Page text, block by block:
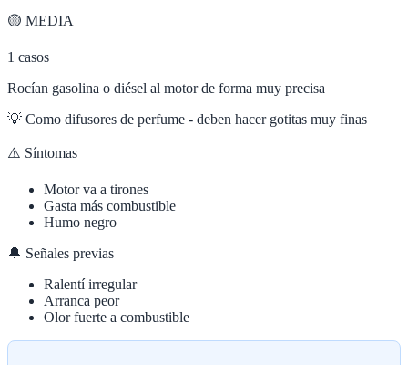
🟡 MEDIA
1 casos
Rocían gasolina o diésel al motor de forma muy precisa
💡 Como difusores de perfume - deben hacer gotitas muy finas
⚠️ Síntomas
Motor va a tirones
Gasta más combustible
Humo negro
🔔 Señales previas
Ralentí irregular
Arranca peor
Olor fuerte a combustible